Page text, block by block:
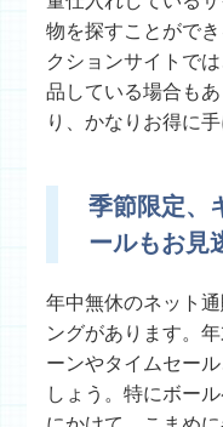
物を探すことがで
クションサイトで
品している場合も
り、かなりお得に
季節限定、
ールもお見
年中無休のネット
ングがあります。
ーンやタイムセー
しょう。特にボー